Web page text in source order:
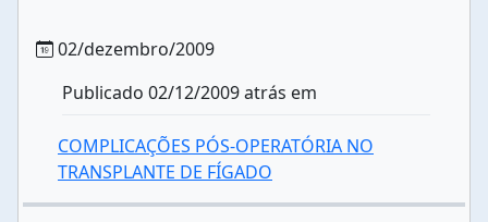
02/dezembro/2009
Publicado 02/12/2009 atrás em
COMPLICAÇÕES PÓS-OPERATÓRIA NO
TRANSPLANTE DE FÍGADO